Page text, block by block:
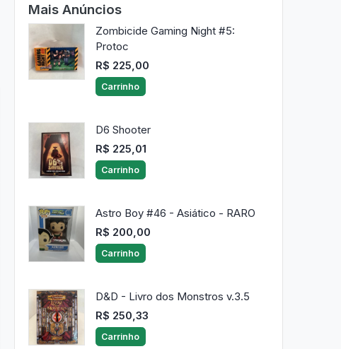
Mais Anúncios
Zombicide Gaming Night #5:
Protoc
R$ 225,00
Carrinho
D6 Shooter
R$ 225,01
Carrinho
Astro Boy #46 - Asiático - RARO
R$ 200,00
Carrinho
D&D - Livro dos Monstros v.3.5
R$ 250,33
Carrinho